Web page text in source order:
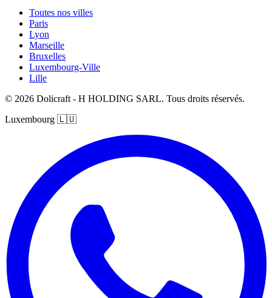
Toutes nos villes
Paris
Lyon
Marseille
Bruxelles
Luxembourg-Ville
Lille
© 2026 Dolicraft - H HOLDING SARL. Tous droits réservés.
Luxembourg 🇱🇺